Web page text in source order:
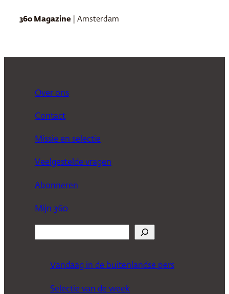
360 Magazine | Amsterdam
Over ons
Contact
Missie en selectie
Veelgestelde vragen
Abonneren
Mijn 360
Vandaag in de buitenlandse pers
Selectie van de week